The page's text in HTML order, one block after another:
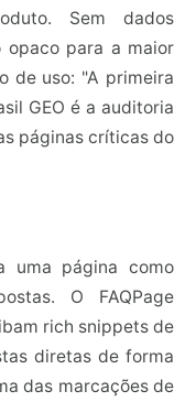
Sem dados
opaco para a maior
de uso: "A primeira
GEO é a auditoria
páginas críticas do
uma página como
O FAQPage
rich snippets de
diretas de forma
das marcações de